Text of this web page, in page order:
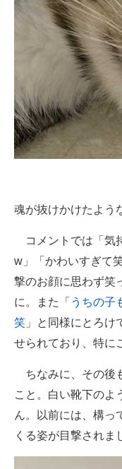
魂が抜けかけたよう
コメントでは「気
w」「かわいすぎて
撃のお顔に思わず笑
に。また「 うちの子
笑 」と同様にとろ
せられており、特に
ちなみに、その後
こと。白い靴下のよ
ん。以前には、構っ
くる姿が目撃されま